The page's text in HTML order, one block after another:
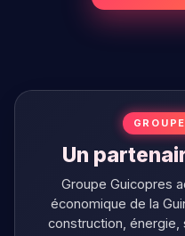
Groupe Guicopres
économique de la
construction,
En